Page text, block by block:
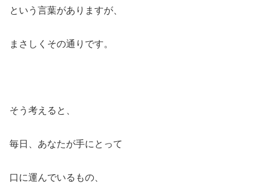
という言葉がありますが、
まさしくその通りです。
そう考えると、
毎日、あなたが手にとって
口に運んでいるもの、